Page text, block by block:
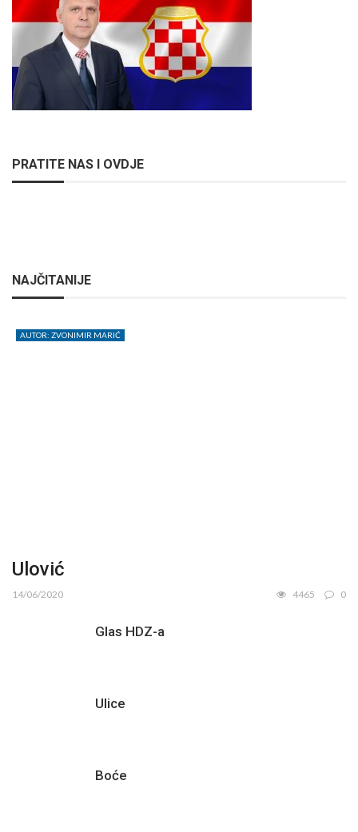
PRATITE NAS I OVDJE
NAJČITANIJE
AUTOR: ZVONIMIR MARIĆ
Ulović
14/06/2020 4465 0
Glas HDZ-a
Ulice
Boće